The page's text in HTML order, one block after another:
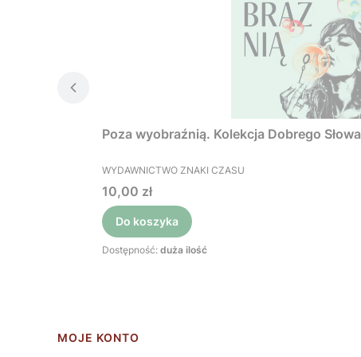
Poza wyobraźnią. Kolekcja Dobrego Słowa
PRODUCENT
WYDAWNICTWO ZNAKI CZASU
Cena
10,00 zł
Do koszyka
Dostępność: duża ilość
Linki w stopce
MOJE KONTO